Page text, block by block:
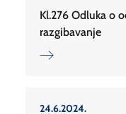
Kl.276 Odluka o
razgibavanje
24.6.2024.